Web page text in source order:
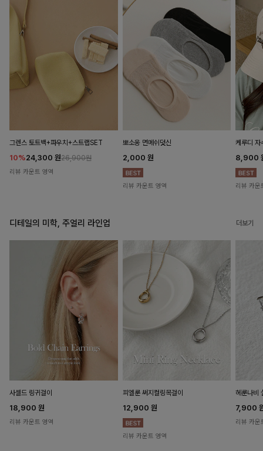
그렌스 토트백+파우치+스트랩SET
10%24,300 원26,900원
리뷰 카운트 영역
뽀소옹 면메쉬덧신
2,000 원
리뷰 카운트 영역
케루디 자
8,900
리뷰 카운
디테일의 미학, 주얼리 라인업 더보기
사셀드 링귀걸이
18,900 원
리뷰 카운트 영역
피엘룬 써지컬링목걸이
12,900 원
리뷰 카운트 영역
헤룬나비
7,900
리뷰 카운